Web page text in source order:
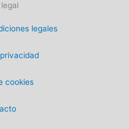
r
a
g
r
m
legales
cookies